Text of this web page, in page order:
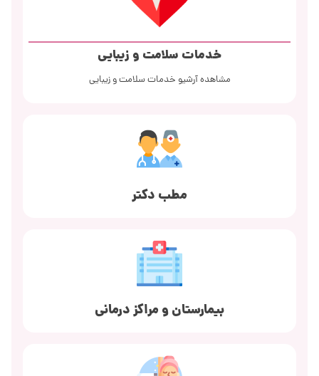
خدمات سلامت و زیبایی
مشاهده آرشیو خدمات سلامت و زیبایی
مطب دکتر
بیمارستان و مراکز درمانی